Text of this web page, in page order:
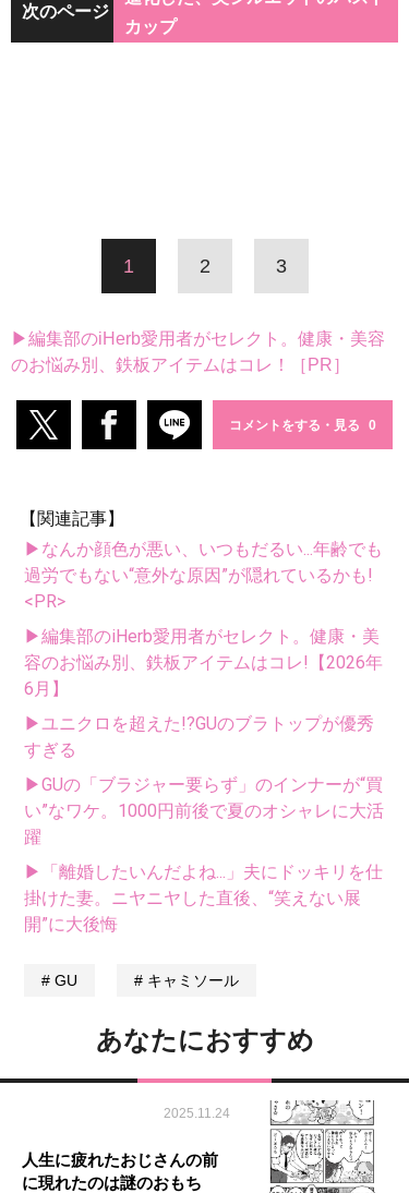
次のページ
カップ
1 2 3
▶編集部のiHerb愛用者がセレクト。健康・美容
のお悩み別、鉄板アイテムはコレ！［PR］
コメントをする・見る
【関連記事】
▶なんか顔色が悪い、いつもだるい...年齢でも
過労でもない“意外な原因”が隠れているかも!
<PR>
▶編集部のiHerb愛用者がセレクト。健康・美
容のお悩み別、鉄板アイテムはコレ!【2026年
6月】
▶ユニクロを超えた!?GUのブラトップが優秀
すぎる
▶GUの「ブラジャー要らず」のインナーが“買
い”なワケ。1000円前後で夏のオシャレに大活
躍
▶「離婚したいんだよね...」夫にドッキリを仕
掛けた妻。ニヤニヤした直後、“笑えない展
開”に大後悔
GU キャミソール
あなたにおすすめ
2025.11.24
人生に疲れたおじさんの前
に現れたのは謎のおもち